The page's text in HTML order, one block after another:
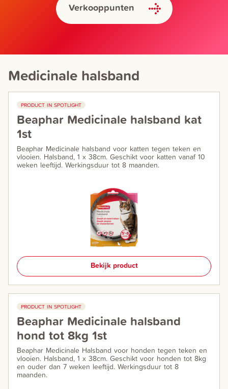
Verkooppunten
Medicinale halsband
PRODUCT IN SPOTLIGHT
Beaphar Medicinale halsband kat
1st
Beaphar Medicinale halsband voor katten tegen teken en
vlooien. Halsband, 1 x 38cm. Geschikt voor katten vanaf 10
weken leeftijd. Werkingsduur tot 8 maanden.
Bekijk product
PRODUCT IN SPOTLIGHT
Beaphar Medicinale halsband
hond tot 8kg 1st
Beaphar Medicinale Halsband voor honden tegen teken en
vlooien. Halsband, 1 x 38cm. Geschikt voor honden tot 8kg
en ouder dan 7 weken leeftijd. Werkingsduur tot 8
maanden.